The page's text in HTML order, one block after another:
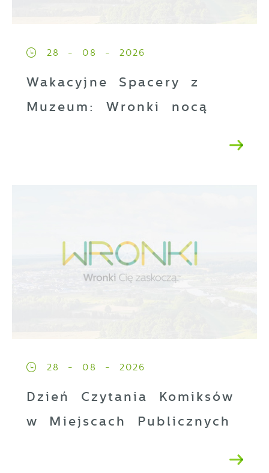
28 - 08 - 2026
Wakacyjne Spacery z
Muzeum: Wronki nocą
28 - 08 - 2026
Dzień Czytania Komiksów
w Miejscach Publicznych